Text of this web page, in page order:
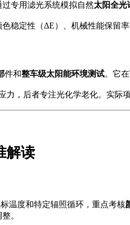
过专用滤光系统模拟自然太阳全光
稳定性（ΔE）、机械性能保留
件和整车级太阳能环境测试。它在
力，后者专注光化学老化。实际
解读
标温度和特定辐照循环，重点考核
。